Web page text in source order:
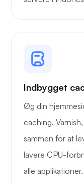
Indbygget
Øg din
caching.
sammen for at
lavere CPU-
alle applikationer.